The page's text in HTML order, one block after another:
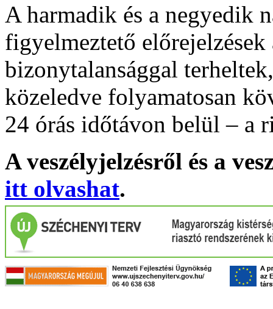
A harmadik és a negyedik
figyelmeztető
bizonytalansággal
közeledve folyamatosan
24 órás időtávon belül – a
A veszélyjelzésről és a
itt olvashat.